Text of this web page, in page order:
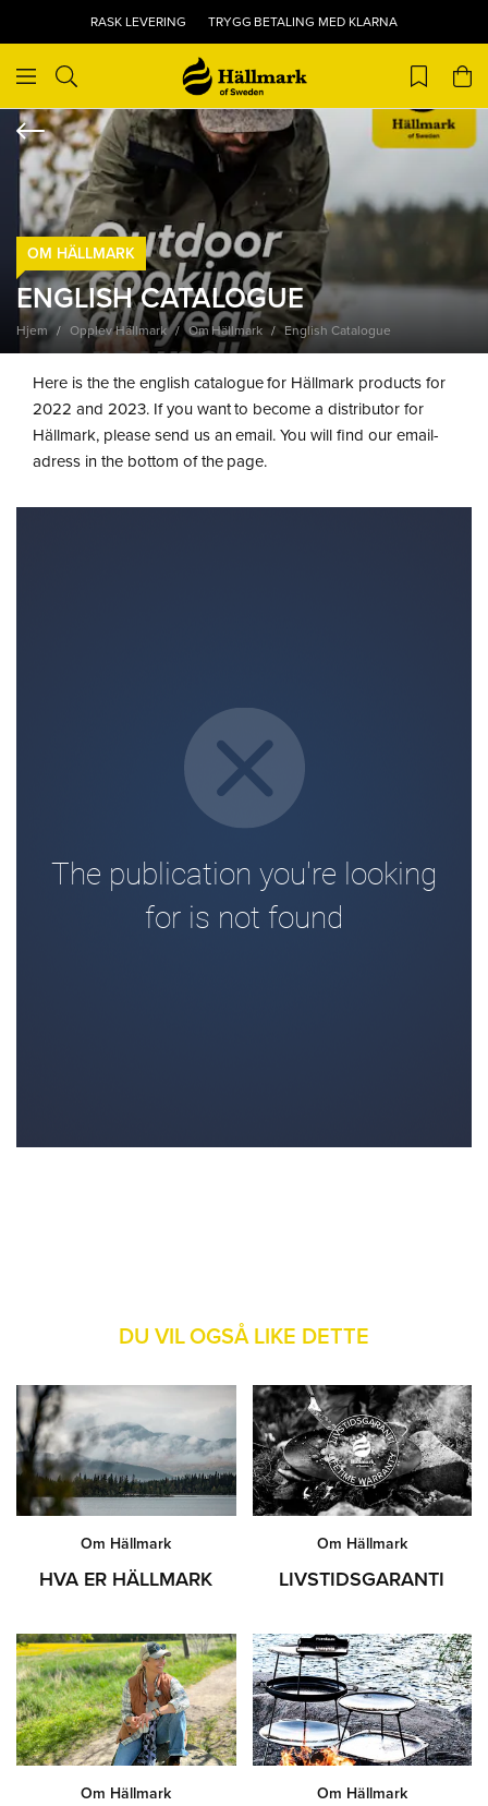
RASK LEVERING TRYGG BETALING MED KLARNA
OM HÄLLMARK
ENGLISH CATALOGUE
Hjem Opplev Hällmark Om Hällmark English Catalogue
Here is the the english catalogue for Hällmark products for
2022 and 2023. If you want to become a distributor for
Hällmark, please send us an email. You will find our email-
adress in the bottom of the page.
DU VIL OGSÅ LIKE DETTE
Om Hällmark
HVA ER HÄLLMARK
Om Hällmark
LIVSTIDSGARANTI
Om Hällmark Om Hällmark